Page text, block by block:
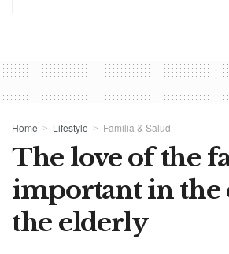
Home Lifestyle Familia & Salud
The love of the
important in the
the elderly